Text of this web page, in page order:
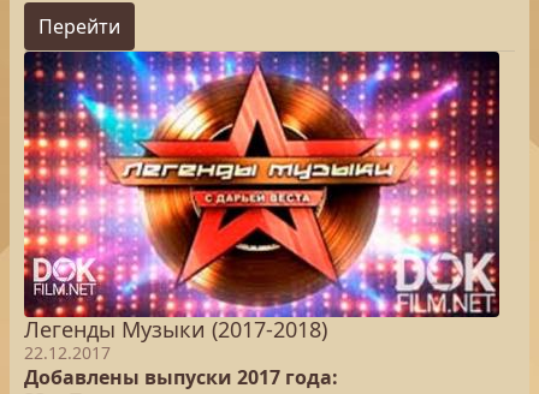
Перейти
Легенды Музыки (2017-2018)
22.12.2017
Добавлены выпуски 2017 года: